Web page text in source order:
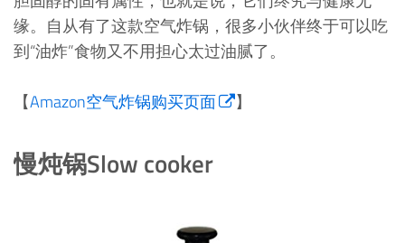
缘。自从有了这款空气炸锅，很多小伙伴终于可以吃
到“油炸”食物又不用担心太过油腻了。
【Amazon空气炸锅购买页面 】
慢炖锅Slow cooker